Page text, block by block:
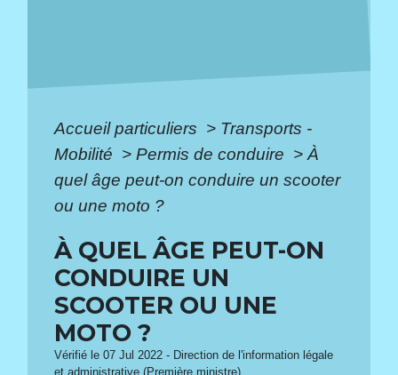
Accueil particuliers > Transports -
Mobilité > Permis de conduire > À
quel âge peut-on conduire un scooter
ou une moto ?
À QUEL ÂGE PEUT-ON
CONDUIRE UN
SCOOTER OU UNE
MOTO ?
Vérifié le 07 Jul 2022 - Direction de l'information légale
et administrative (Première ministre)